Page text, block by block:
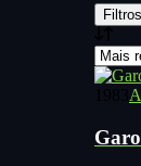
Filtros